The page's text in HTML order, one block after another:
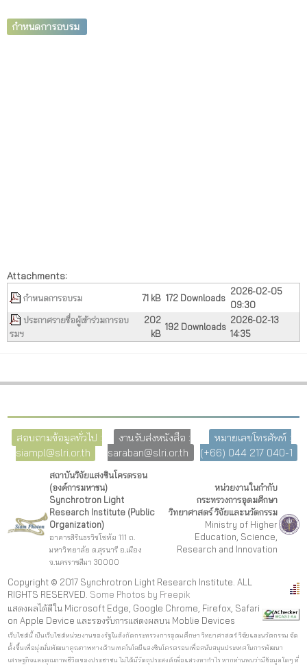
กำหนดการอบรม
Attachments:
กำหนดการอบรม 71 kB 172 Downloads
2026-02-05
09:30
ประกาศรายชื่อผู้เข้าร่วมการอบ
รมฯ
202
kB
192 Downloads
2026-02-13
14:35
สอบถามข้อมูลทั่วไป :
siampl@slri.or.th
งานรับส่งหนังสือ :
saraban@slri.or.th
หมายเลขโทรศัพท์ :
(+66) 044 217 040-1
สถาบันวิจัยแสงซินโครตรอน
(องค์การมหาชน)
Synchrotron Light
Research Institute (Public
Organization)
อาคารสิรินธรวิชโชทัย 111 ถ.
มหาวิทยาลัย ต.สุรนารี อ.เมือง
จ.นครราชสีมา 30000
หน่วยงานในกำกับ
กระทรวงการอุดมศึกษา
วิทยาศาสตร์ วิจัยและนวัตกรรม
Ministry of Higher
Education, Science,
Research and Innovation
Copyright © 2017 Synchrotron Light Research Institute. ALL
RIGHTS RESERVED. Some Photos by Freepik
แสดงผลได้ดีใน Microsoft Edge, Google Chrome, Firefox, Safari
on Apple Device และรองรับการแสดงผลบน Moblie Devices
เว็บไซต์นี้ เป็นเว็บไซต์หน่วยงานของรัฐในสังกัดกระทรวงการอุดมศึกษา วิทยาศาสตร์ วิจัยและนวัตกรรม จัด
ตั้งขึ้นเพื่อมุ่งมั่นพัฒนาคุณภาพทางด้านเทคโนโลยีแสงซินโครตรอนเพื่อสนับสนุนประเทศในการพัฒนา
เศรษฐกิจและคุณภาพชีวิตของประชาชน ไม่ได้มีวัตถุประสงค์เพื่อแสวงหากำไร หากท่านพบว่ามีข้อมูลใดๆ ที่